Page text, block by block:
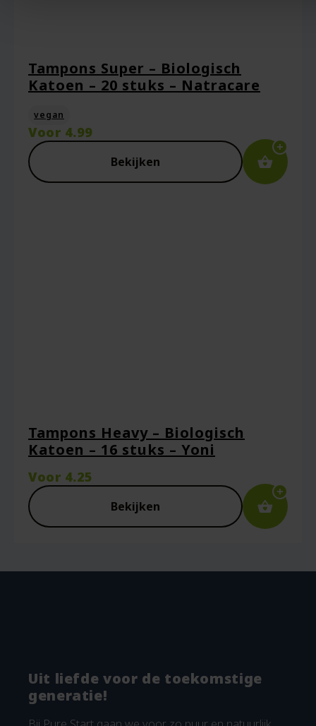
Tampons Super – Biologisch
Katoen – 20 stuks – Natracare
vegan
Voor 4.99
Bekijken
Tampons Heavy – Biologisch
Katoen – 16 stuks – Yoni
Voor 4.25
Bekijken
Uit liefde voor de toekomstige
generatie!